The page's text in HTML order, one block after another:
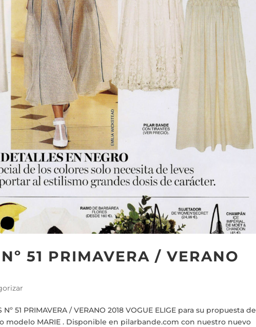
51 PRIMAVERA / VERANO
Nº 51 PRIMAVERA / VERANO 2018 VOGUE ELIGE para su propuesta de
modelo MARIE . Disponible en pilarbande.com con nuestro nuevo